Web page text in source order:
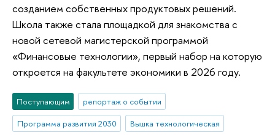
созданием собственных продуктовых решений.
Школа также стала площадкой для знакомства с
новой сетевой магистерской программой
«Финансовые технологии», первый набор на которую
откроется на факультете экономики в 2026 году.
Поступающим
репортаж о событии
Программа развития 2030
Вышка технологическая